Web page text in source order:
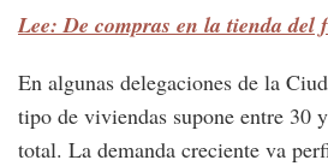
Lee: De compras en la tienda del
En algunas delegaciones de la
tipo de viviendas supone entre 30
total. La demanda creciente va